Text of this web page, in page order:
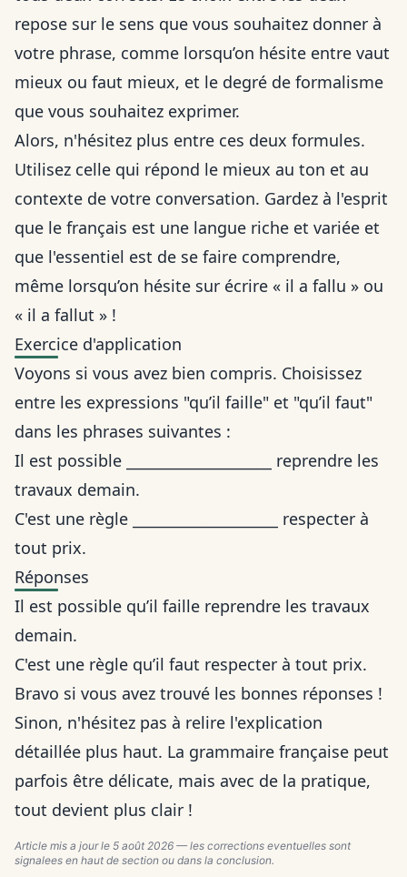
repose sur le sens que vous souhaitez donner à
votre phrase, comme lorsqu’on hésite entre vaut
mieux ou faut mieux, et le degré de formalisme
que vous souhaitez exprimer.
Alors, n'hésitez plus entre ces deux formules.
Utilisez celle qui répond le mieux au ton et au
contexte de votre conversation. Gardez à l'esprit
que le français est une langue riche et variée et
que l'essentiel est de se faire comprendre,
même lorsqu’on hésite sur écrire « il a fallu » ou
« il a fallut » !
Exercice d'application
Voyons si vous avez bien compris. Choisissez
entre les expressions "qu’il faille" et "qu’il faut"
dans les phrases suivantes :
Il est possible ____________________ reprendre les
travaux demain.
C'est une règle ____________________ respecter à
tout prix.
Réponses
Il est possible qu’il faille reprendre les travaux
demain.
C'est une règle qu’il faut respecter à tout prix.
Bravo si vous avez trouvé les bonnes réponses !
Sinon, n'hésitez pas à relire l'explication
détaillée plus haut. La grammaire française peut
parfois être délicate, mais avec de la pratique,
tout devient plus clair !
Article mis a jour le 5 août 2026 — les corrections eventuelles sont
signalees en haut de section ou dans la conclusion.